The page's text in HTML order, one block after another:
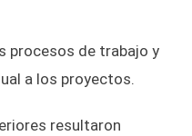
procesos de trabajo y
a los proyectos.
resultaron